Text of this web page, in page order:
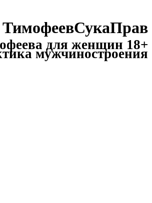
ТимофеевСукаПрав
для женщин 18+
мужчиностроения